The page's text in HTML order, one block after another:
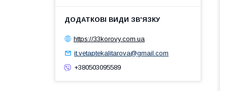
https://33korovy.com.ua
it.vetaptekalitarova@gmail.com
+380503095589